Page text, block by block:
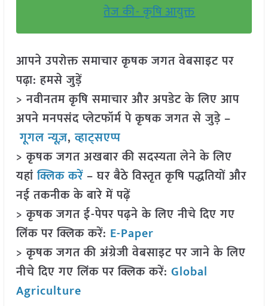
तेज की- कृषि आयुक्त
आपने उपरोक्त समाचार कृषक जगत वेबसाइट पर
पढ़ा: हमसे जुड़ें
> नवीनतम कृषि समाचार और अपडेट के लिए आप
अपने मनपसंद प्लेटफॉर्म पे कृषक जगत से जुड़े –
गूगल न्यूज़,व्हाट्सएप्प
> कृषक जगत अखबार की सदस्यता लेने के लिए
यहांक्लिक करें– घर बैठे विस्तृत कृषि पद्धतियों और
नई तकनीक के बारे में पढ़ें
> कृषक जगत ई-पेपर पढ़ने के लिए नीचे दिए गए
लिंक पर क्लिक करें: E-Paper
> कृषक जगत की अंग्रेजी वेबसाइट पर जाने के लिए
नीचे दिए गए लिंक पर क्लिक करें: Global
Agriculture